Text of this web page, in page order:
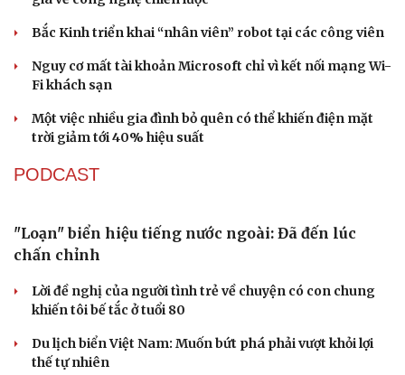
Nam khoa
Làm đẹp - giảm cân
Phòng mạch online
Ăn sạch sống khỏe
Bắc Kinh triển khai “nhân viên” robot tại các công viên
Nguy cơ mất tài khoản Microsoft chỉ vì kết nối mạng Wi-
Fi khách sạn
Một việc nhiều gia đình bỏ quên có thể khiến điện mặt
trời giảm tới 40% hiệu suất
PODCAST
"Loạn" biển hiệu tiếng nước ngoài: Đã đến lúc
chấn chỉnh
Lời đề nghị của người tình trẻ về chuyện có con chung
khiến tôi bế tắc ở tuổi 80
Du lịch biển Việt Nam: Muốn bứt phá phải vượt khỏi lợi
thế tự nhiên